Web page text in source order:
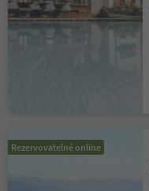
Rezervovatelné online